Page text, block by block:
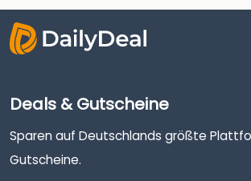
Deals & Gutscheine
Sparen auf Deutschlands größte
Gutscheine.